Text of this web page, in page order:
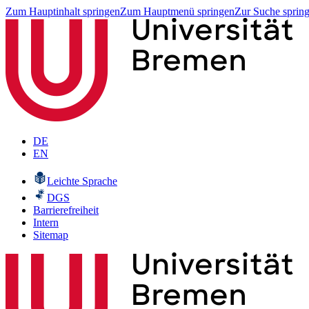
Zum Hauptinhalt springenZum Hauptmenü springenZur Suche
DE
EN
Leichte Sprache
DGS
Barrierefreiheit
Intern
Sitemap